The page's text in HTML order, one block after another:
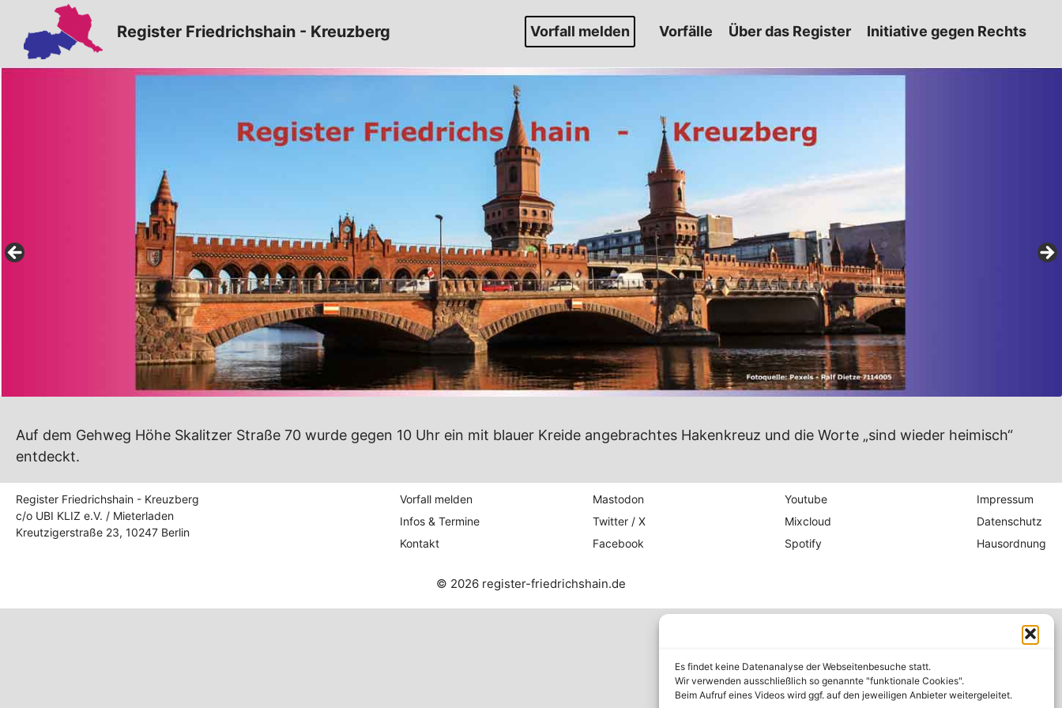
Es findet keine Datenanalyse der Webseitenbesuche statt.
Wir verwenden ausschließlich so genannte "funktionale Cookies".
Beim Aufruf eines Videos wird ggf. auf den jeweiligen Anbieter weitergeleitet.
Inhalt
springen
Register Friedrichshain - Kreuzberg Vorfall melden Vorfälle Über das Register Initiative gegen Rechts
Auf dem Gehweg Höhe Skalitzer Straße 70 wurde gegen 10 Uhr ein mit blauer Kreide angebrachtes Hakenkreuz und die Worte „sind wieder heimisch“
entdeckt.
Register Friedrichshain - Kreuzberg
c/o UBI KLIZ e.V. / Mieterladen
Kreutzigerstraße 23, 10247 Berlin
Vorfall melden
Infos & Termine
Kontakt
Mastodon
Twitter / X
Facebook
Youtube
Mixcloud
Spotify
Impressum
Datenschutz
Hausordnung
© 2026 register-friedrichshain.de